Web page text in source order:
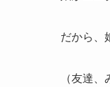
だから、
（友達